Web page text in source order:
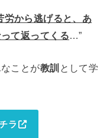
労から逃げると、あ
て返ってくる…”
ことが教訓 として学
ラ